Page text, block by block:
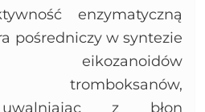
enzymatyczną
pośredniczy w syntezie
eikozanoidów
tromboksanów,
uwalniając z błon